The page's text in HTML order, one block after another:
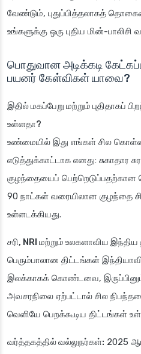
வேண்டும், புதுப்பித்தலாகத்
உங்களுக்கு ஒரு புதிய மின்-பாலிசி
பொதுவான அடிக்கடி
பயனர் கேள்விகள் யாவை?
இதில் மகப்பேறு மற்றும் புதிதாகப்
உள்ளதா?
உண்மையில் இது எங்கள் சில
எடுத்துக்காட்டாக எனது: சுகாதார
குழந்தையைப் பெற்றெடுப்பதற்கான
90 நாட்கள் வரையிலான குழந்தை
உள்ளடக்கியது.
சரி, NRI மற்றும் உலகளாவிய
பெரும்பாலான திட்டங்கள்
இலக்காகக் கொண்டவை,
அவசரநிலை ஏற்பட்டால் சில
வெளியே பெறக்கூடிய திட்டங்கள்
வர்த்தகத்தில் வல்லுநர்கள்: 2025